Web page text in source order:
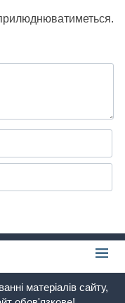
матеріалів сайту,